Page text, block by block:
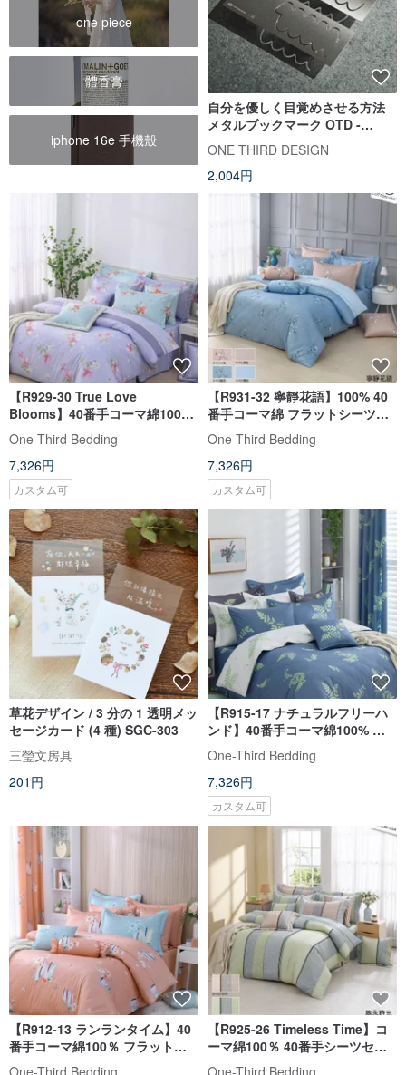
one piece
體香膏
iphone 16e 手機殼
自分を優しく目覚めさせる方法
メタルブックマーク OTD -
HENRY
ONE THIRD DESIGN
2,004円
【R929-30 True Love
Blooms】40番手コーマ綿100％
シーツセット
One-Third Bedding
7,326円
カスタム可
【R931-32 寧靜花語】100% 40
番手コーマ綿 フラットシーツ／
掛け布団カバー
One-Third Bedding
7,326円
カスタム可
草花デザイン / 3 分の 1 透明メッ
セージカード (4 種) SGC-303
三瑩文房具
201円
【R915-17 ナチュラルフリーハ
ンド】40番手コーマ綿100% フ
ラットキルト/シーツ
One-Third Bedding
7,326円
カスタム可
【R912-13 ランランタイム】40
番手コーマ綿100％ フラットキ
ルト/シーツ
One-Third Bedding
【R925-26 Timeless Time】コ
ーマ綿100％ 40番手シーツセッ
ト
One-Third Bedding